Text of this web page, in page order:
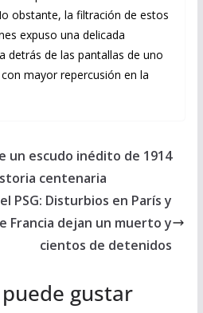
obstante, la filtración de estos
expuso una delicada
detrás de las pantallas de uno
mayor repercusión en la
un escudo inédito de 1914
centenaria
PSG: Disturbios en París y
Francia dejan un muerto y
cientos de detenidos
gustar